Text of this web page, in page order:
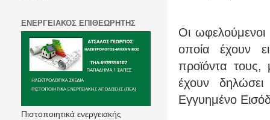
Οι
οποία έχουν
προϊόντα
έχουν
Εγγυημένο
ΕΝΕΡΓΕΙΑΚΟΣ ΕΠΙΘΕΩΡΗΤΗΣ
Πιστοποιητικά ενεργειακής